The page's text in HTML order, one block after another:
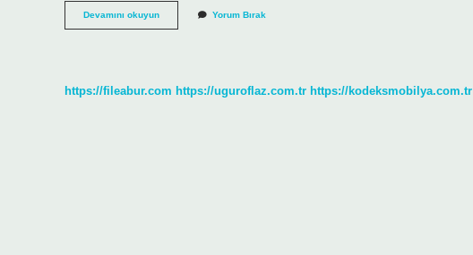
Devamını okuyunDevlet
Memuru
Memurluktan
Yorum Bırak
https://fileabur.com https://uguroflaz.com.tr https://kodeksmobilya.com.tr